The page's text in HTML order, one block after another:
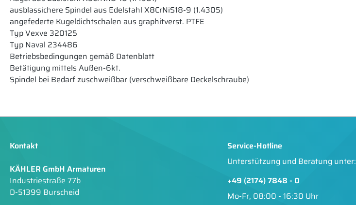
ausblassichere Spindel aus Edelstahl X8CrNiS18-9 (1.4305)
angefederte Kugeldichtschalen aus graphitverst. PTFE
Typ Vexve 320125
Typ Naval 234486
Betriebsbedingungen gemäß Datenblatt
Betätigung mittels Außen-6kt.
Spindel bei Bedarf zuschweißbar (verschweißbare Deckelschraube)
Kontakt
KÄHLER GmbH Armaturen
Industriestraße 77b
D-51399 Burscheid
Service-Hotline
Unterstützung und Beratung unter:
+49 (2174) 7848 - 0
Mo-Fr, 08:00 - 16:30 Uhr